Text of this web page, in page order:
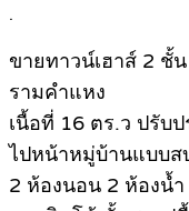
.
ขายทาวน์เฮาส์ 2 ชั้
รามคำแหง
เนื้อที่ 16 ตร.ว ปรับ
ไปหน้าหมู่บ้านแบบส
2 ห้องนอน 2 ห้องน้ำ